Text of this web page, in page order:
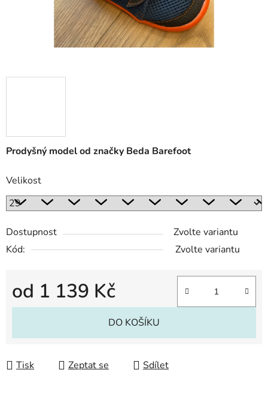
Prodyšný model od značky Beda Barefoot
Velikost
Dostupnost
Zvolte variantu
Kód:
Zvolte variantu
od 1 139 Kč
Měrná cena:
DO KOŠÍKU
Tisk Zeptat se Sdílet